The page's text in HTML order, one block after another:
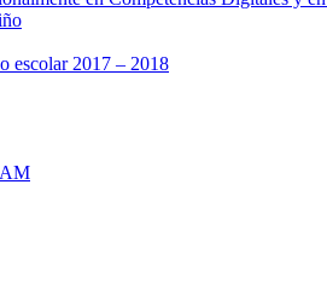
escolar 2017 – 2018